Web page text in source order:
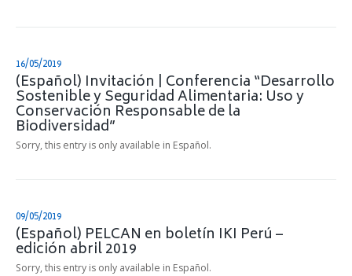
16/05/2019
(Español) Invitación | Conferencia “Desarrollo
Sostenible y Seguridad Alimentaria: Uso y
Conservación Responsable de la
Biodiversidad”
Sorry, this entry is only available in Español.
09/05/2019
(Español) PELCAN en boletín IKI Perú –
edición abril 2019
Sorry, this entry is only available in Español.